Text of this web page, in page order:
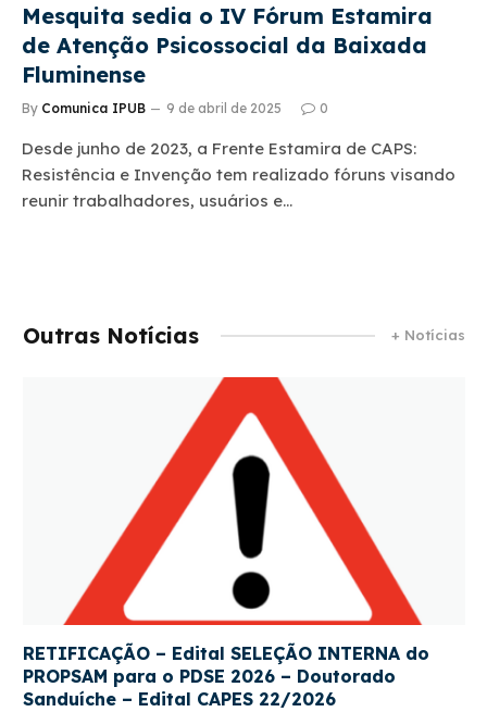
Mesquita sedia o IV Fórum Estamira
de Atenção Psicossocial da Baixada
Fluminense
By Comunica IPUB 9 de abril de 2025 0
Desde junho de 2023, a Frente Estamira de CAPS:
Resistência e Invenção tem realizado fóruns visando
reunir trabalhadores, usuários e…
Outras Notícias + Notícias
RETIFICAÇÃO – Edital SELEÇÃO INTERNA do
PROPSAM para o PDSE 2026 – Doutorado
Sanduíche – Edital CAPES 22/2026